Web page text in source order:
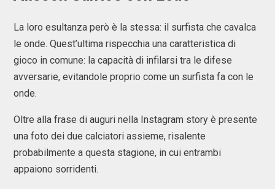
La loro esultanza però è la stessa: il surfista che cavalca
le onde. Quest’ultima rispecchia una caratteristica di
gioco in comune: la capacità di infilarsi tra le difese
avversarie, evitandole proprio come un surfista fa con le
onde.
Oltre alla frase di auguri nella Instagram story è presente
una foto dei due calciatori assieme, risalente
probabilmente a questa stagione, in cui entrambi
appaiono sorridenti.